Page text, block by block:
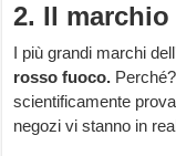
2. Il
I più grandi marchi
rosso fuoco.
scientificamente
negozi vi stanno in